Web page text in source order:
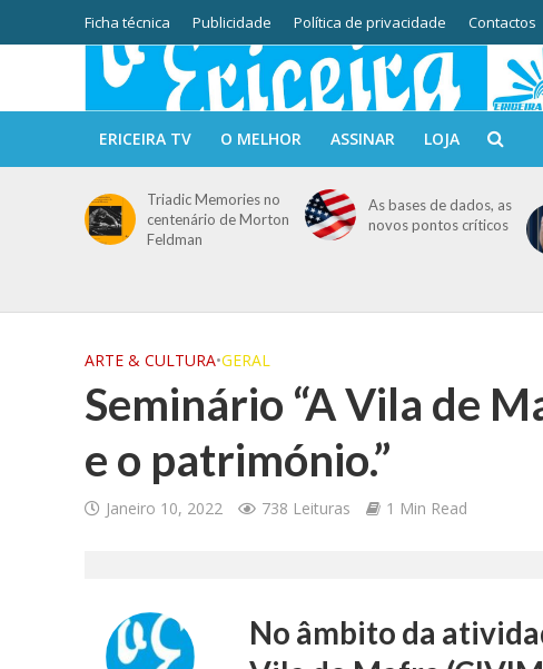
Ficha técnica Publicidade Política de privacidade Contactos
ERICEIRA TV O MELHOR ASSINAR LOJA
Triadic Memories no
centenário de Morton
Feldman
As bases de dados, as
novos pontos críticos
ARTE & CULTURA•GERAL
Seminário “A Vila de
e o património.”
Janeiro 10, 2022 738 Leituras 1 Min Read
No âmbito da